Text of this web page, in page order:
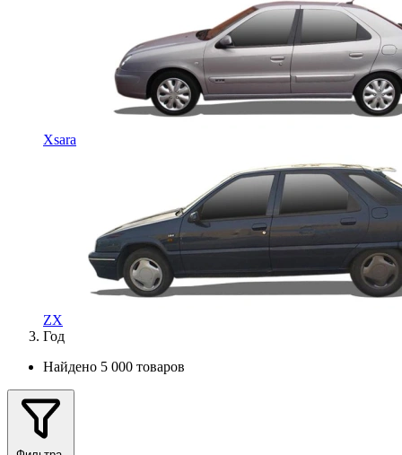
Xsara
ZX
Год
Найдено 5 000 товаров